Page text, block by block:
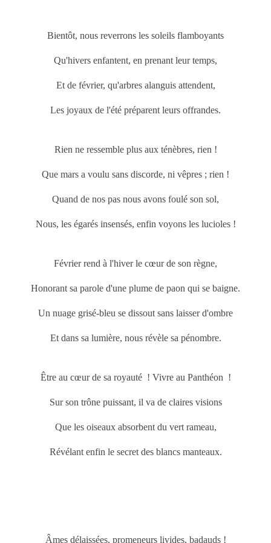
Bientôt, nous reverrons les soleils flamboyants
Qu'hivers enfantent, en prenant leur temps,
Et de février, qu'arbres alanguis attendent,
Les joyaux de l'été préparent leurs offrandes.
Rien ne ressemble plus aux ténèbres, rien !
Que mars a voulu sans discorde, ni vêpres ; rien !
Quand de nos pas nous avons foulé son sol,
Nous, les égarés insensés, enfin voyons les lucioles !
Février rend à l'hiver le cœur de son règne,
Honorant sa parole d'une plume de paon qui se baigne.
Un nuage grisé-bleu se dissout sans laisser d'ombre
Et dans sa lumière, nous révèle sa pénombre.
Être au cœur de sa royauté ! Vivre au Panthéon !
Sur son trône puissant, il va de claires visions
Que les oiseaux absorbent du vert rameau,
Révélant enfin le secret des blancs manteaux.
Âmes délaissées, promeneurs livides, badauds !